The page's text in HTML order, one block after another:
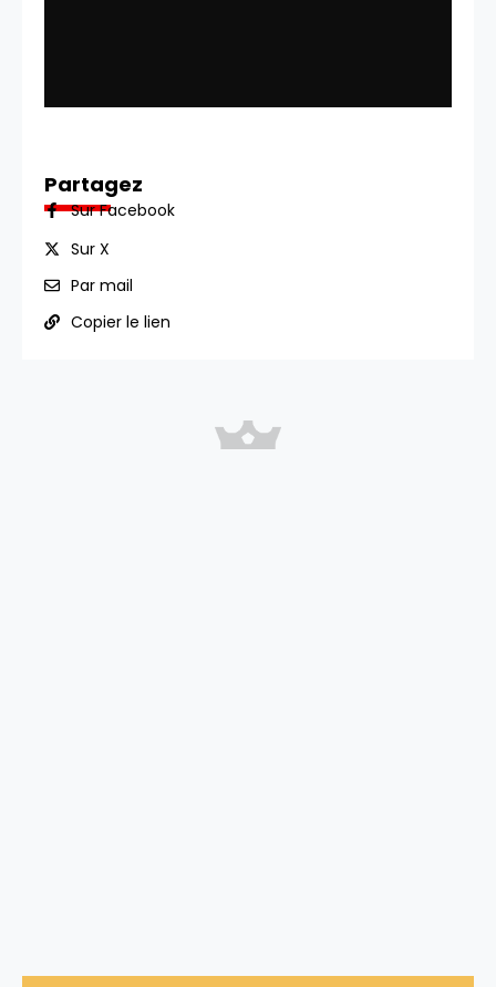
Partagez
Sur Facebook
Sur X
Par mail
Copier le lien